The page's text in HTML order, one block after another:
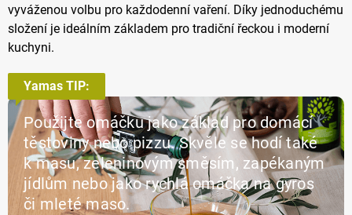
vyváženou volbu pro každodenní vaření. Díky jednoduchému
složení je ideálním základem pro tradiční řeckou i moderní
kuchyni.
Yamas TIP:
Použijte omáčku jako základ pro domácí
těstoviny nebo pizzu. Skvěle se hodí také
k masu, zeleninovým směsím, zapékaným
jídlům nebo jako rychlá omáčka na gyros
či mleté maso.